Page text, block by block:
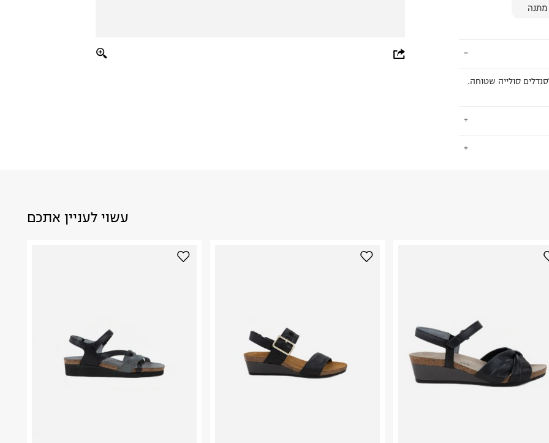
מתנה
סולייה שטוחה.
על גבי החבילה
עשוי לעניין אתכם